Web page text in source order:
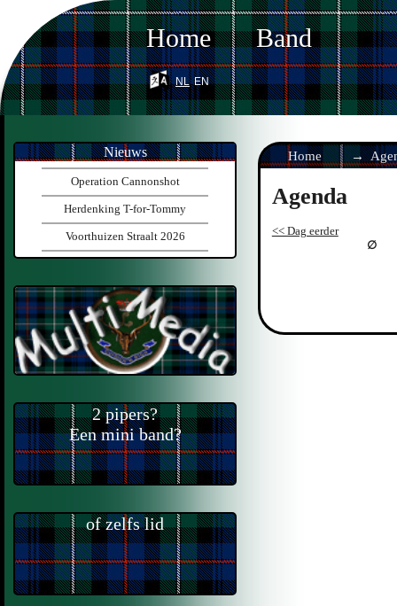
Home Band
nl en
Home
Agenda
<< Dag eerder
Nieuws
Operation Cannonshot
Herdenking T-for-Tommy
Voorthuizen Straalt 2026
2 pipers?
Een mini band?
of zelfs lid